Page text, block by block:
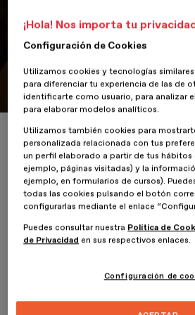
de diseño y
El evento contó con la presencia de
como Agatha Ruiz de la Prada, VICIO y
Inicio ESDESIGNERS Barcelona se viste
20 Septiembre 2023
Barcelona ha acogido este viernes 15 y
Formación y Universidades, con
¡Hola! Nos importa tu
Configuración de Cookies
Utilizamos cookies y tecnologías
para diferenciar tu experiencia de las de
identificarte como usuario, para analizar
para elaborar modelos analíticos.
Utilizamos también cookies para
personalizada relacionada con tus
un perfil elaborado a partir de tus hábitos
ejemplo, páginas visitadas) y la
ejemplo, en formularios de cursos).
todas las cookies pulsando el botón
configurarlas mediante el enlace
Puedes consultar nuestra Política de
de Privacidad en sus respectivos enlaces.
Configuración de